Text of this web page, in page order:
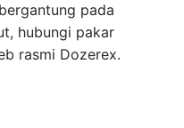
pada
hubungi pakar
rasmi Dozerex.